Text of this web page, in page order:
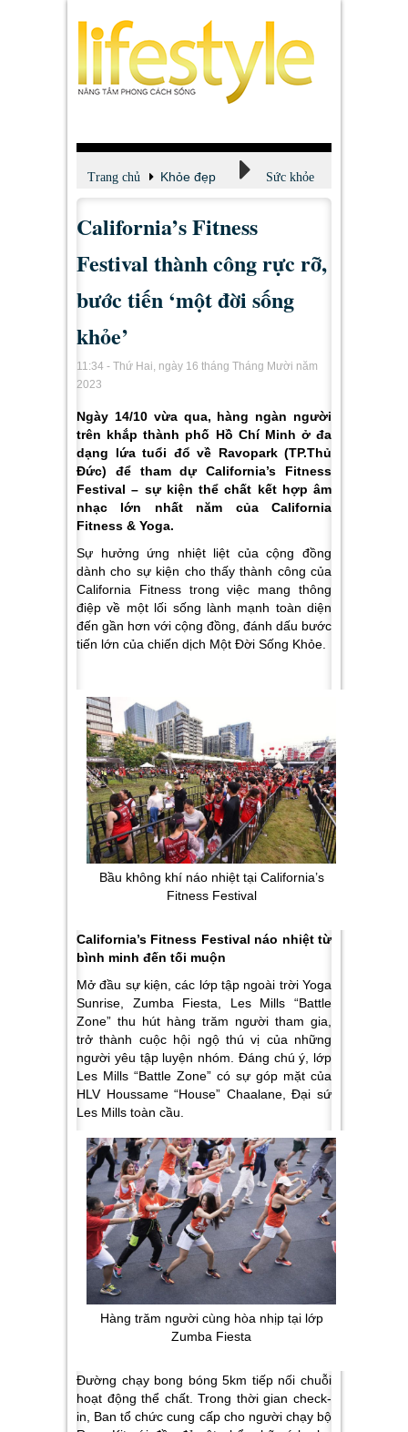
Trang chủ Khỏe đẹp Sức khỏe
California’s Fitness
Festival thành công rực rỡ,
bước tiến ‘một đời sống
khỏe’
11:34 - Thứ Hai, ngày 16 tháng Tháng Mười năm
2023
Ngày 14/10 vừa qua, hàng ngàn người
trên khắp thành phố Hồ Chí Minh ở đa
dạng lứa tuổi đổ về Ravopark (TP.Thủ
Đức) để tham dự California’s Fitness
Festival – sự kiện thể chất kết hợp âm
nhạc lớn nhất năm của California
Fitness & Yoga.
Sự hưởng ứng nhiệt liệt của cộng đồng
dành cho sự kiện cho thấy thành công của
California Fitness trong việc mang thông
điệp về một lối sống lành mạnh toàn diện
đến gần hơn với cộng đồng, đánh dấu bước
tiến lớn của chiến dịch Một Đời Sống Khỏe.
Bầu không khí náo nhiệt tại California’s
Fitness Festival
California’s Fitness Festival náo nhiệt từ
bình minh đến tối muộn
Mở đầu sự kiện, các lớp tập ngoài trời Yoga
Sunrise, Zumba Fiesta, Les Mills “Battle
Zone” thu hút hàng trăm người tham gia,
trở thành cuộc hội ngộ thú vị của những
người yêu tập luyện nhóm. Đáng chú ý, lớp
Les Mills “Battle Zone” có sự góp mặt của
HLV Houssame “House” Chaalane, Đại sứ
Les Mills toàn cầu.
Hàng trăm người cùng hòa nhịp tại lớp
Zumba Fiesta
Đường chạy bong bóng 5km tiếp nối chuỗi
hoạt động thể chất. Trong thời gian check-
in, Ban tổ chức cung cấp cho người chạy bộ